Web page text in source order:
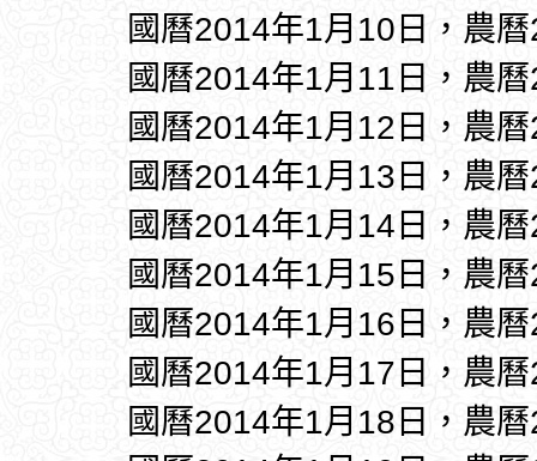
國曆2014年1月10日，農
國曆2014年1月11日，農
國曆2014年1月12日，農
國曆2014年1月13日，農
國曆2014年1月14日，農
國曆2014年1月15日，農
國曆2014年1月16日，農
國曆2014年1月17日，農
國曆2014年1月18日，農